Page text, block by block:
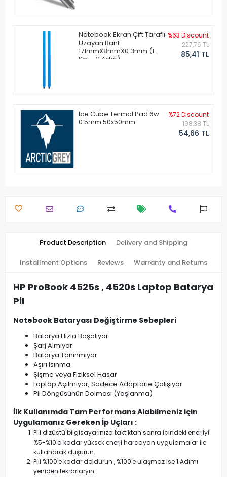
Notebook Ekran Çift Taraflı
Uzayan Bant
171mmX8mmX0.3mm (1
Set - 2 Adet)
%63 Discount
227,76 TL
85,41 TL
Ice Cube Termal Pad 6w
0.5mm 50x50mm
%72 Discount
198,38 TL
54,66 TL
Product Description Delivery and Shipping
Installment Options Reviews Warranty and Returns
HP ProBook 4525s , 4520s Laptop Batarya
Pil
Notebook Bataryası Değiştirme Sebepleri
Batarya Hızla Boşalıyor
Şarj Almıyor
Batarya Tanınmıyor
Aşırı Isınma
Şişme veya Fiziksel Hasar
Laptop Açılmıyor, Sadece Adaptörle Çalışıyor
Pil Döngüsünün Dolması (Yaşlanma)
İlk Kullanımda Tam Performans Alabilmeniz için
Uygulamanız Gereken İp Uçları :
Pili dizüstü bilgisayarınıza taktıktan sonra içindeki enerjiyi
%5-%10'a kadar yüksek enerji harcayan uygulamalar ile
kullanarak düşürün.
Pili %100'e kadar doldurun , %100'e ulaşmaz ise 1.Adımı
yeniden tekrarlaryın .